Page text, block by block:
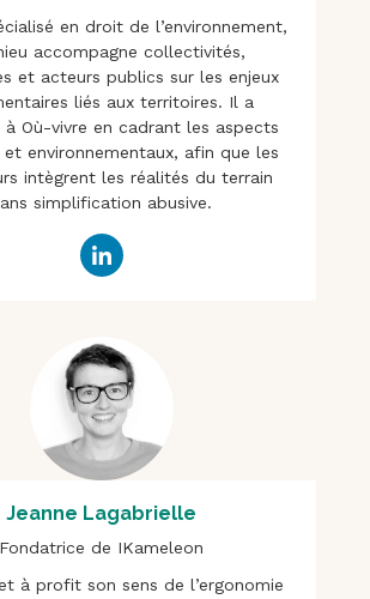
en droit de l’environnement,
accompagne collectivités,
et acteurs publics sur les enjeux
liés aux territoires. Il a
Où-vivre en cadrant les aspects
et environnementaux, afin que les
intègrent les réalités du terrain
simplification abusive.
Jeanne Lagabrielle
Fondatrice de IKameleon
à profit son sens de l’ergonomie